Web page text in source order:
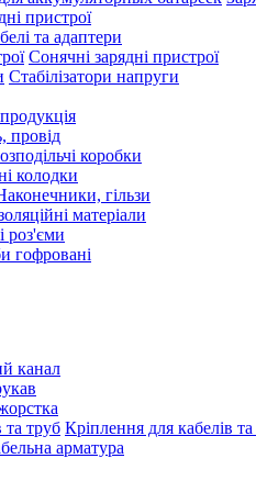
пристрої
та адаптери
Сонячні зарядні пристрої
Стабілізатори напруги
провід
коробки
колодки
гільзи
матеріали
роз'єми
гофровані
канал
Кріплення для кабелів
арматура